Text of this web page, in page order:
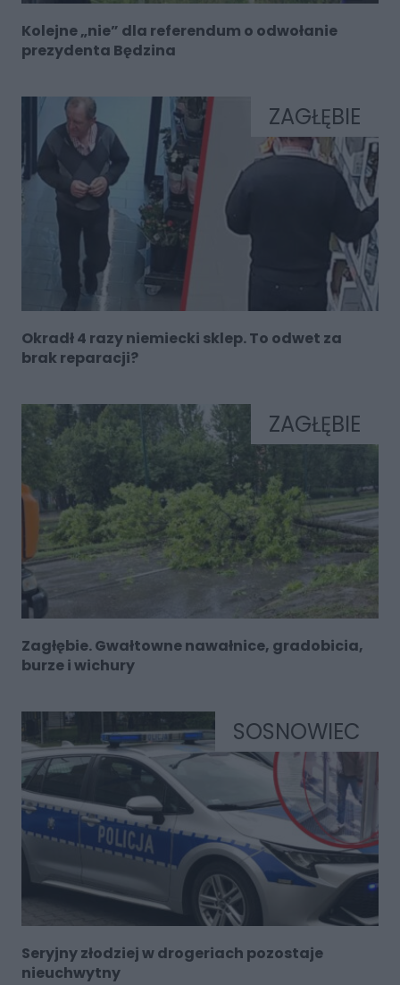
Kolejne „nie” dla referendum o odwołanie
prezydenta Będzina
ZAGŁĘBIE
Okradł 4 razy niemiecki sklep. To odwet za
brak reparacji?
ZAGŁĘBIE
Zagłębie. Gwałtowne nawałnice, gradobicia,
burze i wichury
SOSNOWIEC
Seryjny złodziej w drogeriach pozostaje
nieuchwytny